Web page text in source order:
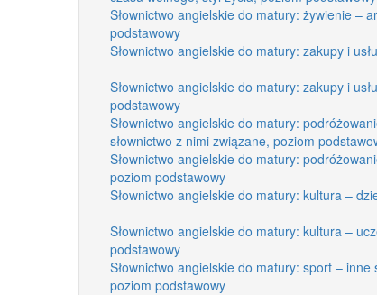
Słownictwo angielskie do matury: żywienie –
podstawowy
Słownictwo angielskie do matury: zakupy i
Słownictwo angielskie do matury: zakupy i
podstawowy
Słownictwo angielskie do matury:
słownictwo z nimi związane, poziom
Słownictwo angielskie do matury:
poziom podstawowy
Słownictwo angielskie do matury: kultura –
Słownictwo angielskie do matury: kultura –
podstawowy
Słownictwo angielskie do matury: sport – inne
poziom podstawowy